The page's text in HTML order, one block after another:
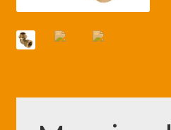
Disclaimer
FAQ
Installatieservice
Klantenservice